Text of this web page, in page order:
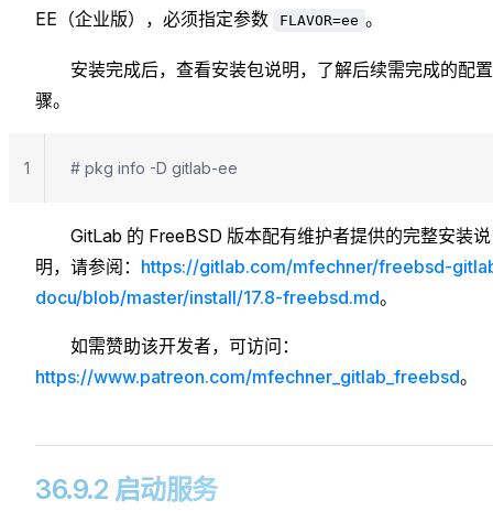
EE（企业版），必须指定参数
FLAVOR=ee 。
安装完成后，查看安装包说明，了解后续需完成的配
骤。
# pkg info -D gitlab-ee
1
GitLab 的 FreeBSD 版本配有维护者提供的完整安装说
明，请参阅： https://gitlab.com/mfechner/freebsd-
docu/blob/master/install/17.8-freebsd.md。
如需赞助该开发者，可访问：
https://www.patreon.com/mfechner_gitlab_freebsd。
36.9.2 启动服务